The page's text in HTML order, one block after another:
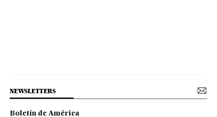
NEWSLETTERS
Boletín de América